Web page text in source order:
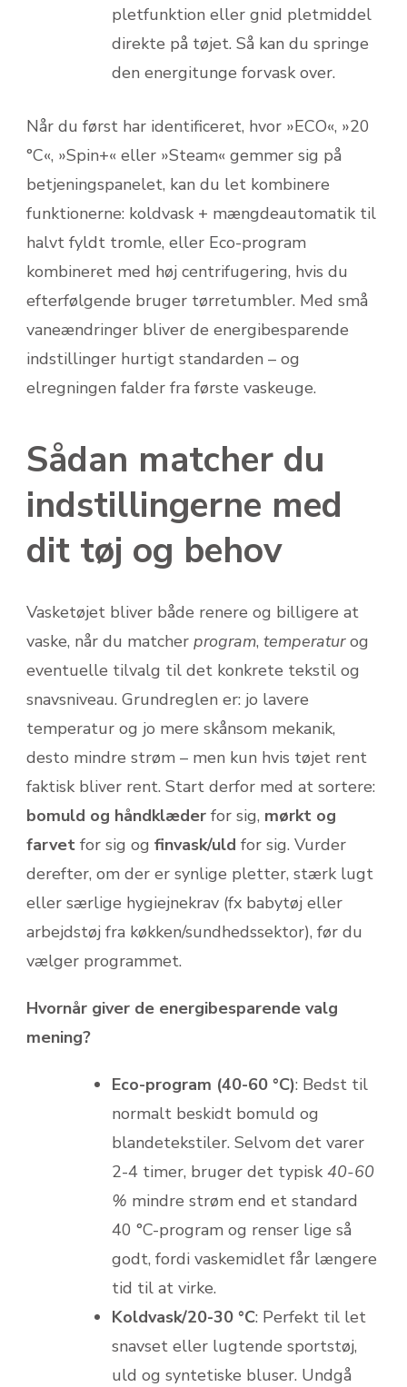
pletfunktion eller gnid pletmiddel
direkte på tøjet. Så kan du springe
den energitunge forvask over.
Når du først har identificeret, hvor »ECO«, »20
°C«, »Spin+« eller »Steam« gemmer sig på
betjeningspanelet, kan du let kombinere
funktionerne: koldvask + mængdeautomatik til
halvt fyldt tromle, eller Eco-program
kombineret med høj centrifugering, hvis du
efterfølgende bruger tørretumbler. Med små
vaneændringer bliver de energibesparende
indstillinger hurtigt standarden – og
elregningen falder fra første vaskeuge.
Sådan matcher du
indstillingerne med
dit tøj og behov
Vasketøjet bliver både renere og billigere at
vaske, når du matcher program, temperaturog
eventuelle tilvalg til det konkrete tekstil og
snavsniveau. Grundreglen er: jo lavere
temperatur og jo mere skånsom mekanik,
desto mindre strøm – men kun hvis tøjet rent
faktisk bliver rent. Start derfor med at sortere:
bomuld og håndklæder for sig, mørkt og
farvet for sig og finvask/uld for sig. Vurder
derefter, om der er synlige pletter, stærk lugt
eller særlige hygiejnekrav (fx babytøj eller
arbejdstøj fra køkken/sundhedssektor), før du
vælger programmet.
Hvornår giver de energibesparende valg
mening?
Eco-program (40-60 °C): Bedst til
normalt beskidt bomuld og
blandetekstiler. Selvom det varer
2-4 timer, bruger det typisk 40-60
% mindre strøm end et standard
40 °C-program og renser lige så
godt, fordi vaskemidlet får længere
tid til at virke.
Koldvask/20-30 °C: Perfekt til let
snavset eller lugtende sportstøj,
uld og syntetiske bluser. Undgå